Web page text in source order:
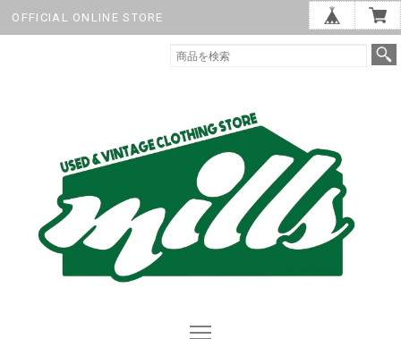
OFFICIAL ONLINE STORE